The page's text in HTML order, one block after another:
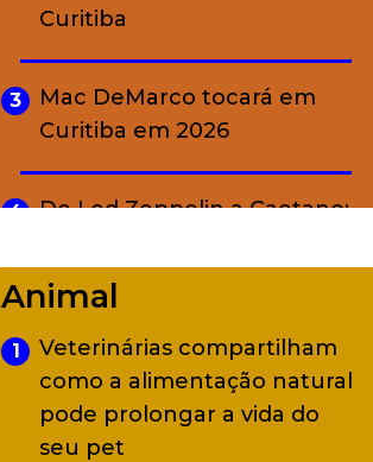
Curitiba
3
Mac DeMarco tocará em
Curitiba em 2026
4
De Led Zeppelin a Caetano:
diverso a partir de R$ 17
5
Adriana Calcanhotto retoma
alter ego infantil para show
em Curitiba
Animal
1
Veterinárias compartilham
como a alimentação natural
pode prolongar a vida do
seu pet